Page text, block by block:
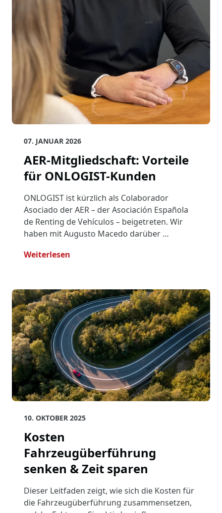
07. JANUAR 2026
AER-Mitgliedschaft: Vorteile
für ONLOGIST-Kunden
ONLOGIST ist kürzlich als Colaborador
Asociado der AER – der Asociación Española
de Renting de Vehículos – beigetreten. Wir
haben mit Augusto Macedo darüber …
Weiterlesen
10. OKTOBER 2025
Kosten
Fahrzeugüberführung
senken & Zeit sparen
Dieser Leitfaden zeigt, wie sich die Kosten für
die Fahrzeugüberführung zusammensetzen,